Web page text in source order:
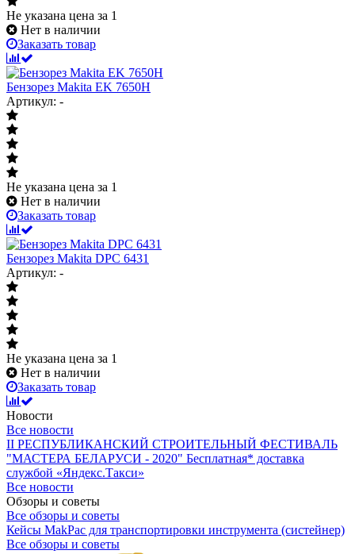
Не указана цена за 1
Нет в наличии
Заказать товар
Бензорез Makita EK 7650H
Артикул: -
Не указана цена за 1
Нет в наличии
Заказать товар
Бензорез Makita DPC 6431
Артикул: -
Не указана цена за 1
Нет в наличии
Заказать товар
Новости
Все новости
II РЕСПУБЛИКАНСКИЙ СТРОИТЕЛЬНЫЙ ФЕСТИВАЛЬ
"МАСТЕРА БЕЛАРУСИ - 2020" Бесплатная* доставка
службой «Яндекс.Такси»
Все новости
Обзоры и советы
Все обзоры и советы
Кейсы MakPac для транспортировки инструмента (систейнер)
Все обзоры и советы